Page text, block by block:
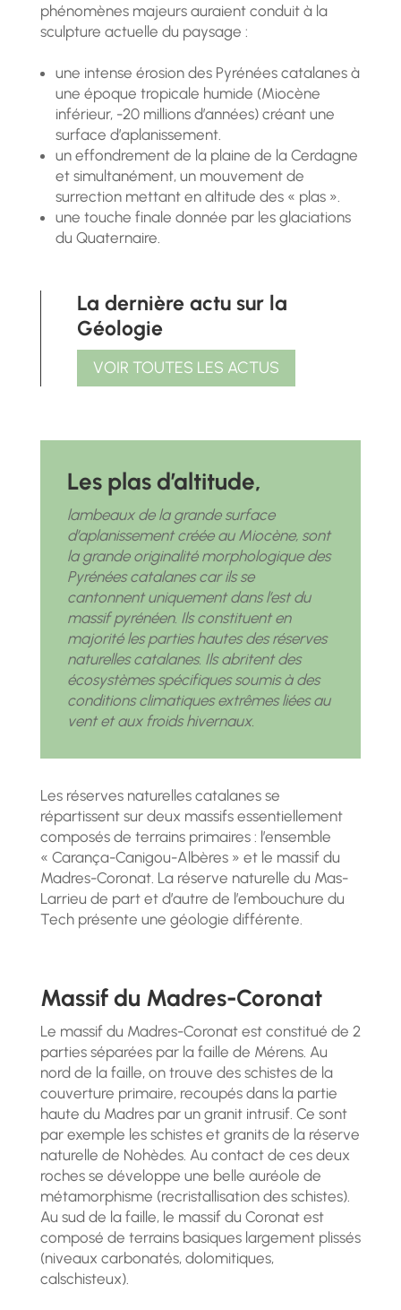
phénomènes majeurs auraient conduit à la
sculpture actuelle du paysage :
une intense érosion des Pyrénées catalanes à
une époque tropicale humide (Miocène
inférieur, -20 millions d’années) créant une
surface d’aplanissement.
un effondrement de la plaine de la Cerdagne
et simultanément, un mouvement de
surrection mettant en altitude des « plas ».
une touche finale donnée par les glaciations
du Quaternaire.
La dernière actu sur la
Géologie
VOIR TOUTES LES ACTUS
Les plas d’altitude,
lambeaux de la grande surface
d’aplanissement créée au Miocène, sont
la grande originalité morphologique des
Pyrénées catalanes car ils se
cantonnent uniquement dans l’est du
massif pyrénéen. Ils constituent en
majorité les parties hautesdes réserves
naturelles catalanes. Ils abritent des
écosystèmes spécifiques soumis à des
conditions climatiques extrêmesliées au
vent et aux froids hivernaux.
Les réserves naturelles catalanes se
répartissent sur deux massifs essentiellement
composés de terrains primaires : l’ensemble
« Carança-Canigou-Albères » et le massif du
Madres-Coronat. La réserve naturelle du Mas-
Larrieu de part et d’autre de l’embouchure du
Tech présente une géologie différente.
Massif du Madres-Coronat
Le massif du Madres-Coronat est constitué de 2
parties séparées par la faille de Mérens. Au
nord de la faille, on trouve des schistes de la
couverture primaire, recoupés dans la partie
haute du Madres par un granit intrusif. Ce sont
par exemple les schistes et granits de la réserve
naturelle de Nohèdes. Au contact de ces deux
roches se développe une belle auréole de
métamorphisme (recristallisation des schistes).
Au sud de la faille, le massif du Coronat est
composé de terrains basiques largement plissés
(niveaux carbonatés, dolomitiques,
calschisteux).